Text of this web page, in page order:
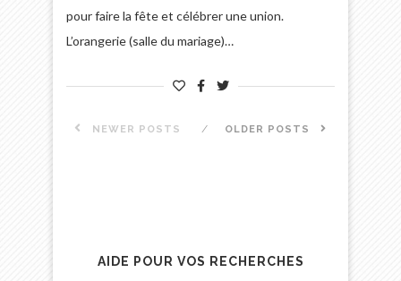
pour faire la fête et célébrer une union.
L’orangerie (salle du mariage)…
NEWER POSTS OLDER POSTS
AIDE POUR VOS RECHERCHES